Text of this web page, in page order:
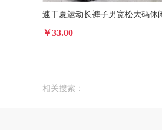
￥33.00
相关搜索：